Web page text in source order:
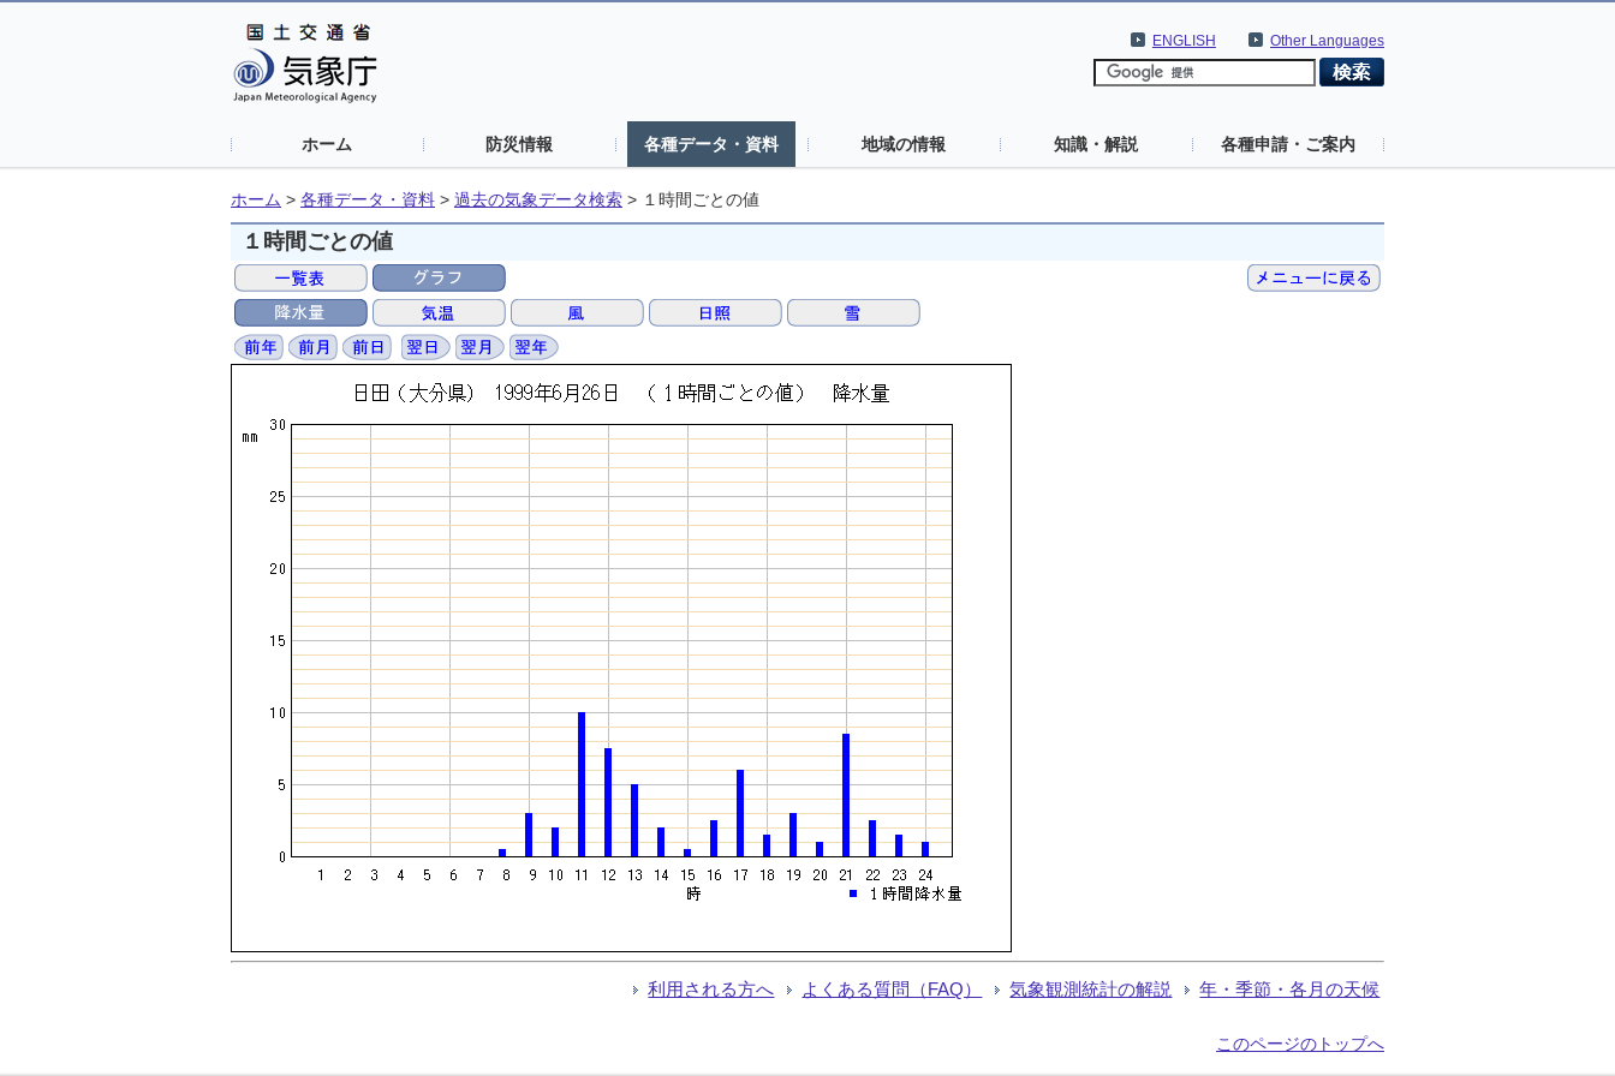
Other Languages
ENGLISH
ホーム 防災情報 各種データ・資料 地域の情報 知識・解説 各種申請・ご案内
ホーム > 各種データ・資料 > 過去の気象データ検索 > １時間ごとの値
１時間ごとの値
利用される方へ よくある質問（FAQ） 気象観測統計の解説 年・季節・各月の天候
このページのトップへ